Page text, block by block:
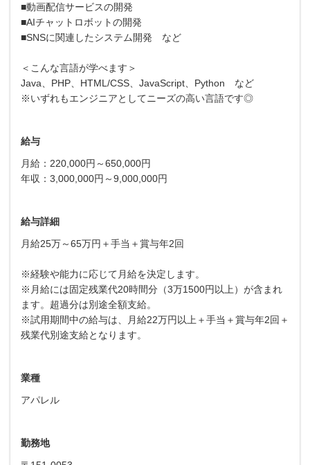
■動画配信サービスの開発
■AIチャットロボットの開発
■SNSに関連したシステム開発 など
＜こんな言語が学べます＞
Java、PHP、HTML/CSS、JavaScript、Python など
※いずれもエンジニアとしてニーズの高い言語です◎
給与
月給：220,000円～650,000円
年収：3,000,000円～9,000,000円
給与詳細
月給25万～65万円＋手当＋賞与年2回
※経験や能力に応じて月給を決定します。
※月給には固定残業代20時間分（3万1500円以上）が含まれ
ます。超過分は別途全額支給。
※試用期間中の給与は、月給22万円以上＋手当＋賞与年2回＋
残業代別途支給となります。
業種
アパレル
勤務地